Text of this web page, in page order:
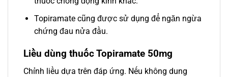
Topiramate cũng được sử dụng để ngăn ngừa
chứng đau nửa đầu.
Liều dùng thuốc Topiramate 50mg
Chỉnh liều dựa trên đáp ứng. Nếu không dung